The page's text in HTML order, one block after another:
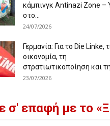
κάμπινγκ Antinazi Zone –
στο...
24/07/2026
Γερμανία: Για το Die Linke,
οικονομία, τη
στρατιωτικοποίηση και
23/07/2026
σ' επαφή με το